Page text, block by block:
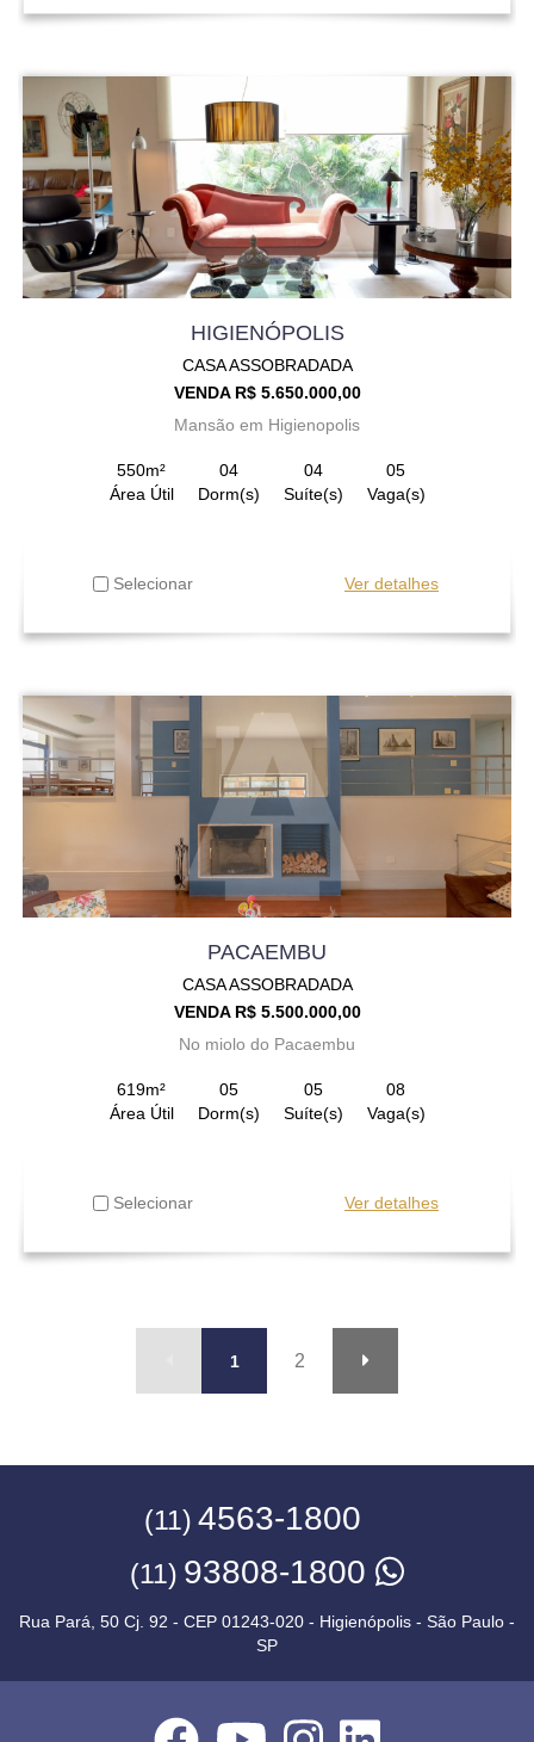
HIGIENÓPOLIS
CASA ASSOBRADADA
VENDA R$ 5.650.000,00
Mansão em Higienopolis
550m²
Área Útil
04
Dorm(s)
04
Suíte(s)
05
Vaga(s)
Selecionar Ver detalhes
PACAEMBU
CASA ASSOBRADADA
VENDA R$ 5.500.000,00
No miolo do Pacaembu
619m²
Área Útil
05
Dorm(s)
05
Suíte(s)
08
Vaga(s)
Selecionar Ver detalhes
1 2
(11) 4563-1800
(11) 93808-1800
Rua Pará, 50 Cj. 92 - CEP 01243-020 - Higienópolis - São Paulo -
SP